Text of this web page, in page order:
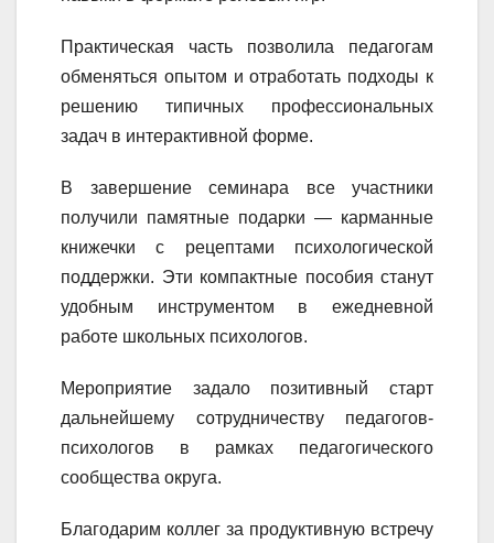
Практическая часть позволила педагогам
обменяться опытом и отработать подходы к
решению типичных профессиональных
задач в интерактивной форме.
В завершение семинара все участники
получили памятные подарки — карманные
книжечки с рецептами психологической
поддержки. Эти компактные пособия станут
удобным инструментом в ежедневной
работе школьных психологов.
Мероприятие задало позитивный старт
дальнейшему сотрудничеству педагогов-
психологов в рамках педагогического
сообщества округа.
Благодарим коллег за продуктивную встречу